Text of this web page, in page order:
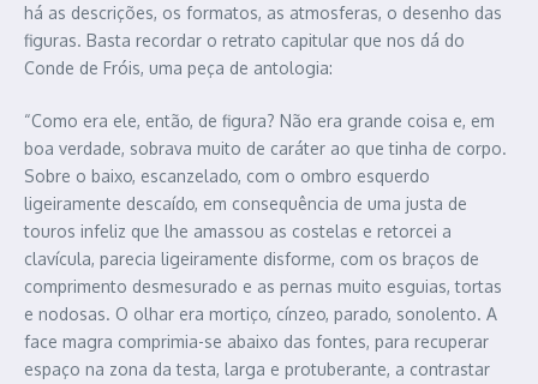
há as descrições, os formatos, as atmosferas, o desenho das
figuras. Basta recordar o retrato capitular que nos dá do
Conde de Fróis, uma peça de antologia:
“Como era ele, então, de figura? Não era grande coisa e, em
boa verdade, sobrava muito de caráter ao que tinha de corpo.
Sobre o baixo, escanzelado, com o ombro esquerdo
ligeiramente descaído, em consequência de uma justa de
touros infeliz que lhe amassou as costelas e retorcei a
clavícula, parecia ligeiramente disforme, com os braços de
comprimento desmesurado e as pernas muito esguias, tortas
e nodosas. O olhar era mortiço, cínzeo, parado, sonolento. A
face magra comprimia-se abaixo das fontes, para recuperar
espaço na zona da testa, larga e protuberante, a contrastar